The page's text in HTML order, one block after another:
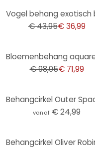
€ 43,95€ 36,99
€ 98,95€ 71,99
vanaf € 24,99